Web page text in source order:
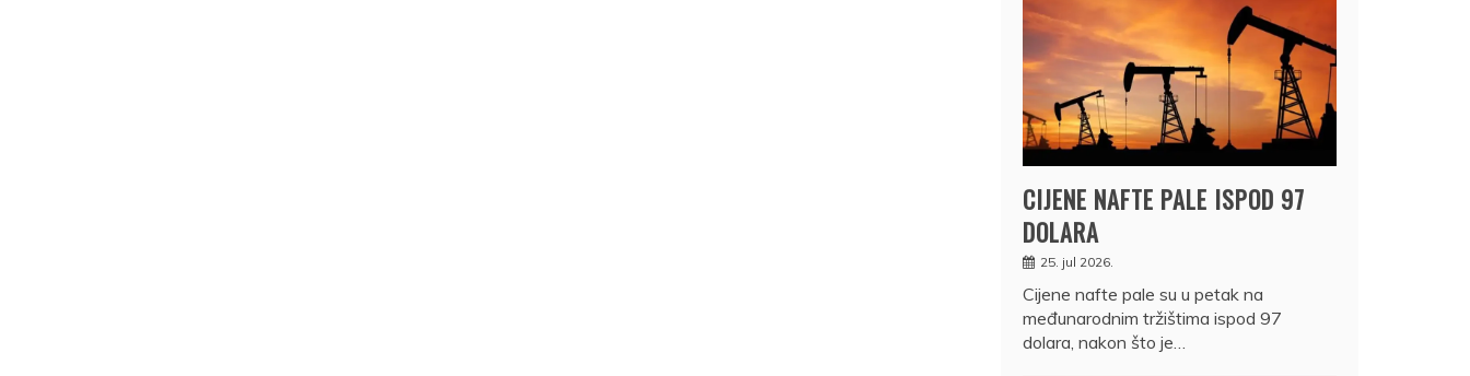
CIJENE NAFTE PALE ISPOD 97
DOLARA
25. jul 2026.
Cijene nafte pale su u petak na
međunarodnim tržištima ispod 97
dolara, nakon što je…